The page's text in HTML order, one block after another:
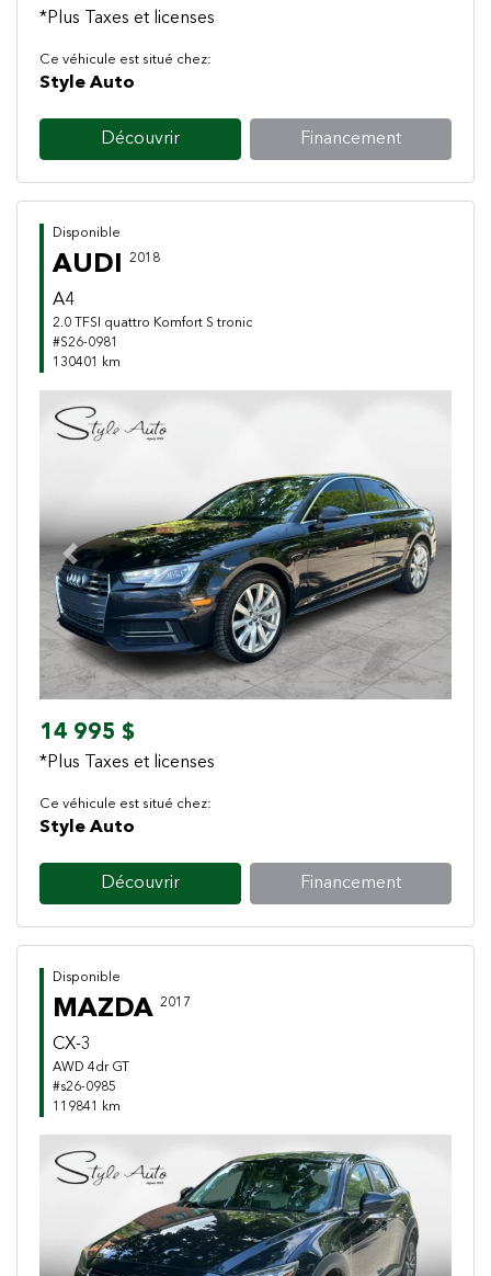
*Plus Taxes et licenses
Ce véhicule est situé chez:
Style Auto
Découvrir Financement
Disponible
AUDI 2018
A4
2.0 TFSI quattro Komfort S tronic
#S26-0981
130401 km
Previous Next
14 995 $
*Plus Taxes et licenses
Ce véhicule est situé chez:
Style Auto
Découvrir Financement
Disponible
MAZDA 2017
CX-3
AWD 4dr GT
#s26-0985
119841 km